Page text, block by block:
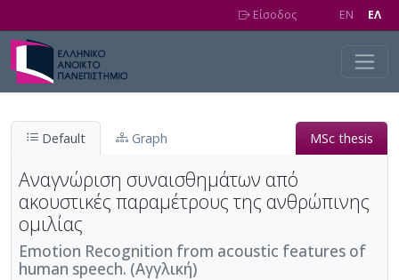
Είσοδος EN EΛ
Default Graph MSc thesis
Αναγνώριση συναισθημάτων από
ακουστικές παραμέτρους της ανθρώπινης
ομιλίας
Emotion Recognition from acoustic features of
human speech. (Αγγλική)